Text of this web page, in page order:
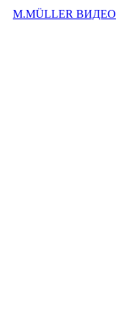
M.MÜLLER ВИДЕО